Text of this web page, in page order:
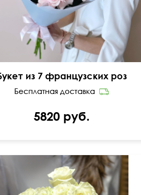
из 7 французских роз
5820 руб.